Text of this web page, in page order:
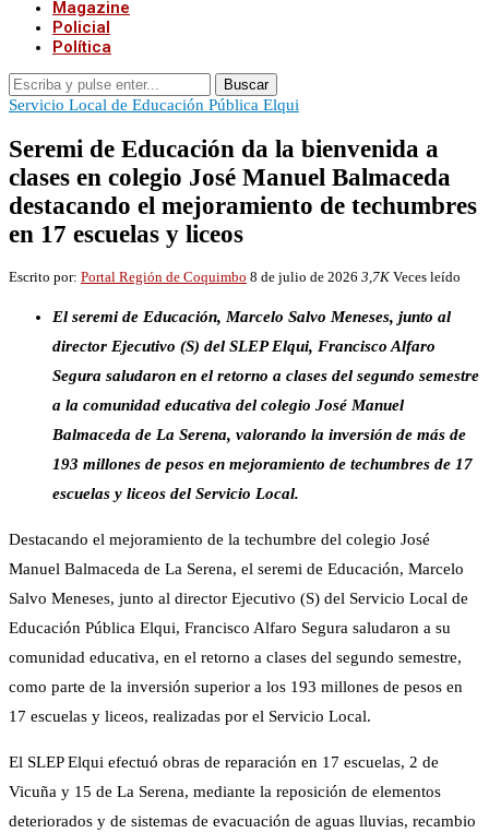
Magazine
Policial
Política
Buscar
Servicio Local de Educación Pública Elqui
Seremi de Educación da la bienvenida a
clases en colegio José Manuel Balmaceda
destacando el mejoramiento de techumbres
en 17 escuelas y liceos
Escrito por: Portal Región de Coquimbo 8 de julio de 2026 3,7K Veces leído
El seremi de Educación, Marcelo Salvo Meneses, junto al
director Ejecutivo (S) del SLEP Elqui, Francisco Alfaro
Segura saludaron en el retorno a clases del segundo semestre
a la comunidad educativa del colegio José Manuel
Balmaceda de La Serena, valorando la inversión de más de
193 millones de pesos en mejoramiento de techumbres de 17
escuelas y liceos del Servicio Local.
Destacando el mejoramiento de la techumbre del colegio José
Manuel Balmaceda de La Serena, el seremi de Educación, Marcelo
Salvo Meneses, junto al director Ejecutivo (S) del Servicio Local de
Educación Pública Elqui, Francisco Alfaro Segura saludaron a su
comunidad educativa, en el retorno a clases del segundo semestre,
como parte de la inversión superior a los 193 millones de pesos en
17 escuelas y liceos, realizadas por el Servicio Local.
El SLEP Elqui efectuó obras de reparación en 17 escuelas, 2 de
Vicuña y 15 de La Serena, mediante la reposición de elementos
deteriorados y de sistemas de evacuación de aguas lluvias, recambio